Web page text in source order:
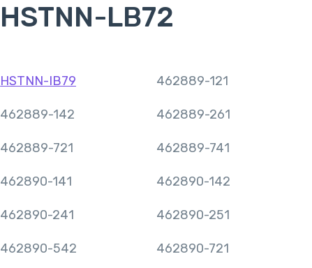
HSTNN-LB72
HSTNN-IB79 462889-121
462889-142 462889-261
462889-721 462889-741
462890-141 462890-142
462890-241 462890-251
462890-542 462890-721